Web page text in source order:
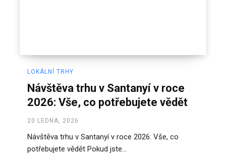
LOKÁLNÍ TRHY
Návštěva trhu v Santanyí v roce
2026: Vše, co potřebujete vědět
20 LEDNA, 2026
Návštěva trhu v Santanyí v roce 2026: Vše, co
potřebujete vědět Pokud jste...